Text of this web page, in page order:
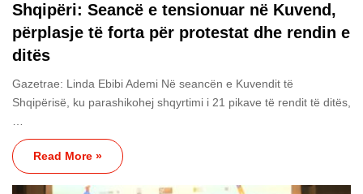
Shqipëri: Seancë e tensionuar në Kuvend,
përplasje të forta për protestat dhe rendin e
ditës
Gazetrae: Linda Ebibi Ademi Në seancën e Kuvendit të
Shqipërisë, ku parashikohej shqyrtimi i 21 pikave të rendit të ditës,
Read More »